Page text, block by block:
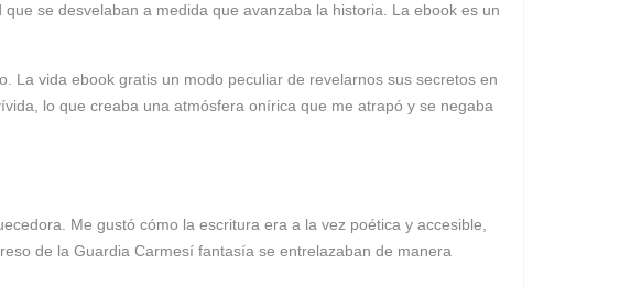
se desvelaban a medida que avanzaba la historia. La ebook es un
La vida ebook gratis un modo peculiar de revelarnos sus secretos en
lo que creaba una atmósfera onírica que me atrapó y se negaba
Me gustó cómo la escritura era a la vez poética y accesible,
de la Guardia Carmesí fantasía se entrelazaban de manera